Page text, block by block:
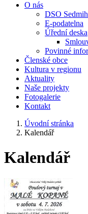
O nás
DSO
E-podatelna
Úřední deska
Povinné
Členské obce
Kultura v regionu
Aktuality
Naše projekty
Fotogalerie
Kontakt
Úvodní stránka
Kalendář
Kalendář